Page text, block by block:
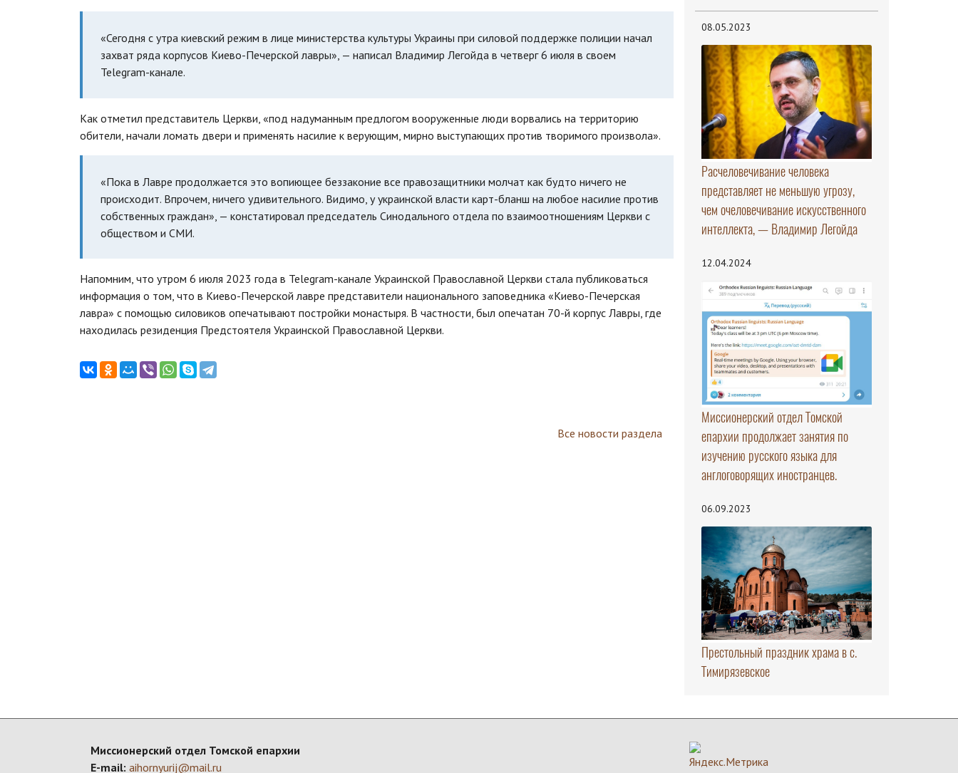
«Сегодня с утра киевский режим в лице министерства культуры Украины при силовой поддержке полиции начал
захват ряда корпусов Киево-Печерской лавры», — написал Владимир Легойда в четверг 6 июля в своем
Telegram-канале.
Как отметил представитель Церкви, «под надуманным предлогом вооруженные люди ворвались на территорию
обители, начали ломать двери и применять насилие к верующим, мирно выступающих против творимого произвола».
«Пока в Лавре продолжается это вопиющее беззаконие все правозащитники молчат как будто ничего не
происходит. Впрочем, ничего удивительного. Видимо, у украинской власти карт-бланш на любое насилие против
собственных граждан», — констатировал председатель Синодального отдела по взаимоотношениям Церкви с
обществом и СМИ.
Напомним, что утром 6 июля 2023 года в Telegram-канале Украинской Православной Церкви стала публиковаться
информация о том, что в Киево-Печерской лавре представители национального заповедника «Киево-Печерская
лавра» с помощью силовиков опечатывают постройки монастыря. В частности, был опечатан 70-й корпус Лавры, где
находилась резиденция Предстоятеля Украинской Православной Церкви.
Все новости раздела
08.05.2023
Расчеловечивание человека
представляет не меньшую угрозу,
чем очеловечивание искусственного
интеллекта, — Владимир Легойда
12.04.2024
Миссионерский отдел Томской
епархии продолжает занятия по
изучению русского языка для
англоговорящих иностранцев.
06.09.2023
Престольный праздник храма в с.
Тимирязевское
Миссионерский отдел Томской епархии
E-mail: aihornyurij@mail.ru